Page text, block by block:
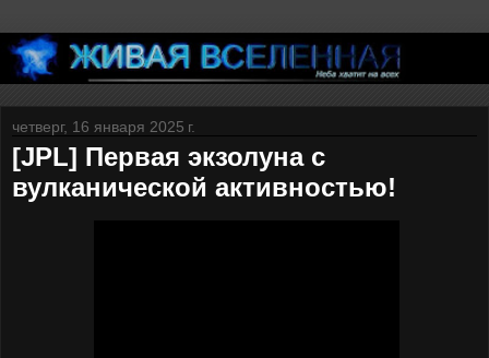
четверг, 16 января 2025 г.
[JPL] Первая экзолуна с
вулканической активностью!